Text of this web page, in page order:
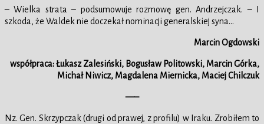
– Wielka strata – podsumowuje rozmowę gen. Andrzejczak. – I
szkoda, że Waldek nie doczekał nominacji generalskiej syna…
Marcin Ogdowski
współpraca: Łukasz Zalesiński, Bogusław Politowski, Marcin Górka,
Michał Niwicz, Magdalena Miernicka, Maciej Chilczuk
—–
Nz. Gen. Skrzypczak (drugi od prawej, z profilu) w Iraku. Zrobiłem to